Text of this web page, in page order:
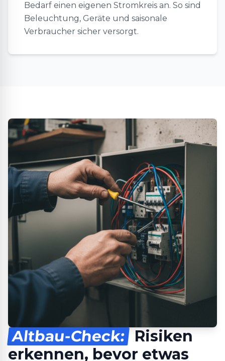
Bedarf einen eigenen Stromkreis an. So sind
Beleuchtung, Geräte und saisonale
Verbraucher sicher versorgt.
Altbau-Check: Risiken
erkennen, bevor etwas